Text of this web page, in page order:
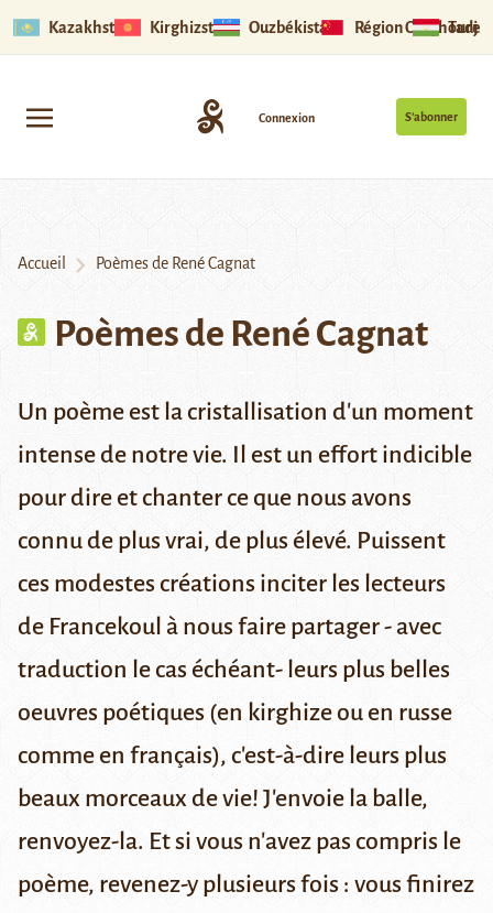
Kazakhstan Kirghizstan Ouzbékistan Région Ouïghoure
S’abonner
Connexion
Accueil Poèmes de René Cagnat
Poèmes de René Cagnat
Un poème est la cristallisation d'un moment
intense de notre vie. Il est un effort indicible
pour dire et chanter ce que nous avons
connu de plus vrai, de plus élevé. Puissent
ces modestes créations inciter les lecteurs
de Francekoul à nous faire partager - avec
traduction le cas échéant- leurs plus belles
oeuvres poétiques (en kirghize ou en russe
comme en français), c'est-à-dire leurs plus
beaux morceaux de vie! J'envoie la balle,
renvoyez-la. Et si vous n'avez pas compris le
poème, revenez-y plusieurs fois : vous finirez